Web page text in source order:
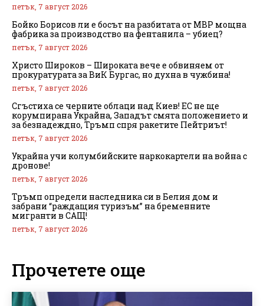
петък, 7 август 2026
Бойко Борисов ли е босът на разбитата от МВР мощна
фабрика за производство на фентанила – убиец?
петък, 7 август 2026
Христо Широков – Широката вече е обвиняем от
прокуратурата за ВиК Бургас, но духна в чужбина!
петък, 7 август 2026
Сгъстиха се черните облаци над Киев! ЕС не ще
корумпирана Украйна, Западът смята положението и
за безнадеждно, Тръмп спря ракетите Пейтриът!
петък, 7 август 2026
Украйна учи колумбийските наркокартели на война с
дронове!
петък, 7 август 2026
Тръмп определи наследника си в Белия дом и
забрани “раждащия туризъм” на бременните
мигранти в САЩ!
петък, 7 август 2026
Прочетете още